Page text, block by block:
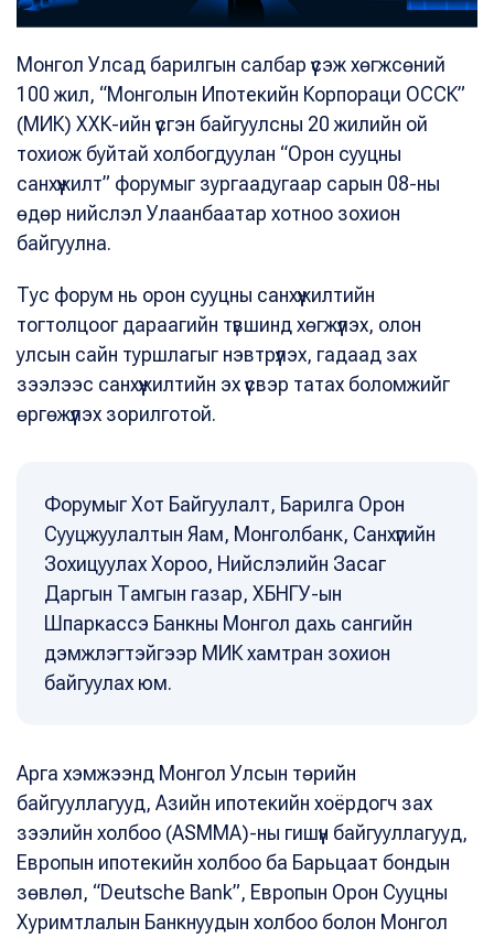
Монгол Улсад барилгын салбар үүсэж хөгжсөний
100 жил, “Монголын Ипотекийн Корпораци ОССК”
(МИК) ХХК-ийн үүсгэн байгуулсны 20 жилийн ой
тохиож буйтай холбогдуулан “Орон сууцны
санхүүжилт” форумыг зургаадугаар сарын 08-ны
өдөр нийслэл Улаанбаатар хотноо зохион
байгуулна.
Тус форум нь орон сууцны санхүүжилтийн
тогтолцоог дараагийн түвшинд хөгжүүлэх, олон
улсын сайн туршлагыг нэвтрүүлэх, гадаад зах
зээлээс санхүүжилтийн эх үүсвэр татах боломжийг
өргөжүүлэх зорилготой.
Форумыг Хот Байгуулалт, Барилга Орон
Сууцжуулалтын Яам, Монголбанк, Санхүүгийн
Зохицуулах Хороо, Нийслэлийн Засаг
Даргын Тамгын газар, ХБНГУ-ын
Шпаркассэ Банкны Монгол дахь сангийн
дэмжлэгтэйгээр МИК хамтран зохион
байгуулах юм.
Арга хэмжээнд Монгол Улсын төрийн
байгууллагууд, Азийн ипотекийн хоёрдогч зах
зээлийн холбоо (ASMMA)-ны гишүүн байгууллагууд,
Европын ипотекийн холбоо ба Барьцаат бондын
зөвлөл, “Deutsche Bank”, Европын Орон Сууцны
Хуримтлалын Банкнуудын холбоо болон Монгол